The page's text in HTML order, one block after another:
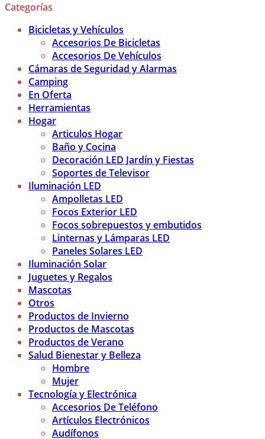
Categorías
Bicicletas y Vehículos
Accesorios De Bicicletas
Accesorios De Vehículos
Cámaras de Seguridad y Alarmas
Camping
En Oferta
Herramientas
Hogar
Articulos Hogar
Baño y Cocina
Decoración LED Jardín y Fiestas
Soportes de Televisor
Iluminación LED
Ampolletas LED
Focos Exterior LED
Focos sobrepuestos y embutidos
Linternas y Lámparas LED
Paneles Solares LED
Iluminación Solar
Juguetes y Regalos
Mascotas
Otros
Productos de Invierno
Productos de Mascotas
Productos de Verano
Salud Bienestar y Belleza
Hombre
Mujer
Tecnología y Electrónica
Accesorios De Teléfono
Artículos Electrónicos
Audífonos